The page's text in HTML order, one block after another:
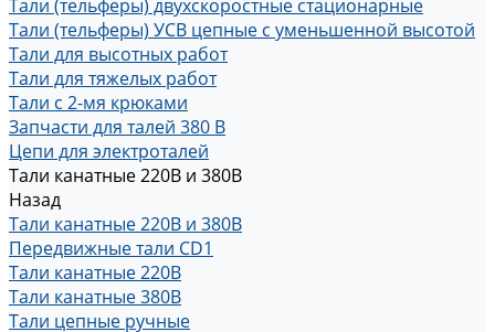
Тали (тельферы) двухскоростные стационарные
Тали (тельферы) УСВ цепные с уменьшенной высотой
Тали для высотных работ
Тали для тяжелых работ
Тали с 2-мя крюками
Запчасти для талей 380 В
Цепи для электроталей
Тали канатные 220В и 380В
Назад
Тали канатные 220В и 380В
Передвижные тали CD1
Тали канатные 220В
Тали канатные 380В
Тали цепные ручные